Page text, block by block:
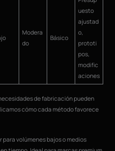
Modera
do
Básico
uesto
ajustad
o,
prototi
pos,
modific
aciones
de fabricación pueden
cómo cada método favorece
volúmenes bajos o medios